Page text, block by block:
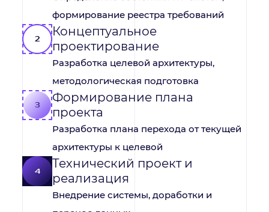
формирование реестра требований
2
Концептуальное
проектирование
Разработка целевой архитектуры,
методологическая подготовка
3
Формирование плана
проекта
Разработка плана перехода от текущей
архитектуры к целевой
4
Технический проект и
реализация
Внедрение системы, доработки и